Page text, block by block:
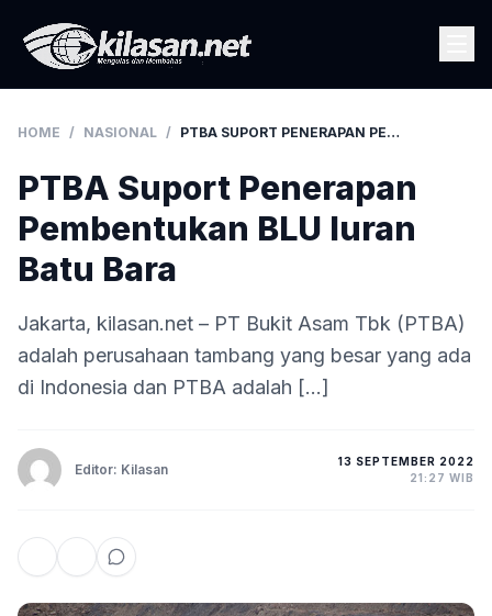
HOME / NASIONAL / PTBA SUPORT PENERAPAN PEMBENTUKAN BLU IURAN BATU BARA
PTBA Suport Penerapan
Pembentukan BLU Iuran
Batu Bara
Jakarta, kilasan.net – PT Bukit Asam Tbk (PTBA)
adalah perusahaan tambang yang besar yang ada
di Indonesia dan PTBA adalah […]
Editor: Kilasan
13 SEPTEMBER 2022
21:27 WIB